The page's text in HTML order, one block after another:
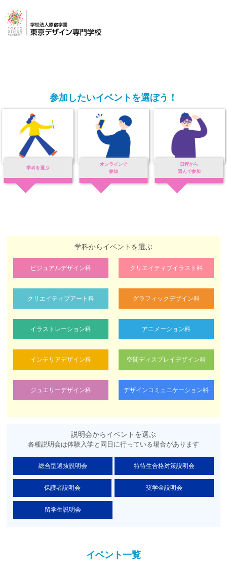
参加したいイベントを選ぼう！
学科を選ぶ
オンラインで
参加
日程から
選んで参加
学科からイベントを選ぶ
ビジュアルデザイン科 クリエイティブイラスト科
クリエイティブアート科 グラフィックデザイン科
イラストレーション科 アニメーション科
インテリアデザイン科 空間ディスプレイデザイン科
ジュエリーデザイン科 デザインコミュニケーション科
説明会からイベントを選ぶ
各種説明会は体験入学と同日に行っている場合があります
総合型選抜説明会 特待生合格対策説明会
保護者説明会 奨学金説明会
留学生説明会
イベント一覧